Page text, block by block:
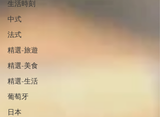
生活時刻
中式
法式
精選-旅遊
精選-美食
精選-生活
葡萄牙
日本